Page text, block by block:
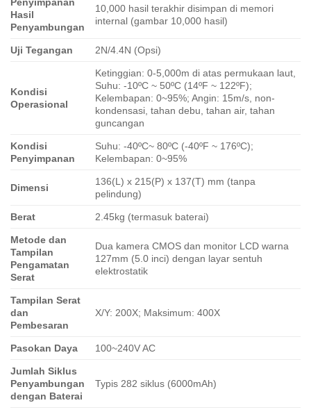
Hasil
Penyambungan
10,000 hasil terakhir disimpan di memori
internal (gambar 10,000 hasil)
Uji Tegangan 2N/4.4N (Opsi)
Kondisi
Operasional
Ketinggian: 0-5,000m di atas permukaan laut,
Suhu: -10ºC ~ 50ºC (14ºF ~ 122ºF);
Kelembapan: 0~95%; Angin: 15m/s, non-
kondensasi, tahan debu, tahan air, tahan
guncangan
Kondisi
Penyimpanan
Suhu: -40ºC~ 80ºC (-40ºF ~ 176ºC);
Kelembapan: 0~95%
Dimensi
136(L) x 215(P) x 137(T) mm (tanpa
pelindung)
Berat 2.45kg (termasuk baterai)
Metode dan
Tampilan
Pengamatan
Serat
Dua kamera CMOS dan monitor LCD warna
127mm (5.0 inci) dengan layar sentuh
elektrostatik
Tampilan Serat
dan
Pembesaran
X/Y: 200X; Maksimum: 400X
Pasokan Daya 100~240V AC
Jumlah Siklus
Penyambungan
dengan Baterai
Typis 282 siklus (6000mAh)